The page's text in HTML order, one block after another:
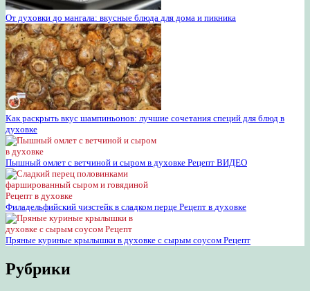
От духовки до мангала: вкусные блюда для дома и пикника
Как раскрыть вкус шампиньонов: лучшие сочетания специй для блюд в
духовке
Пышный омлет с ветчиной и сыром в духовке Рецепт ВИДЕО
Филадельфийский чизстейк в сладком перце Рецепт в духовке
Пряные куриные крылышки в духовке с сырым соусом Рецепт
Рубрики